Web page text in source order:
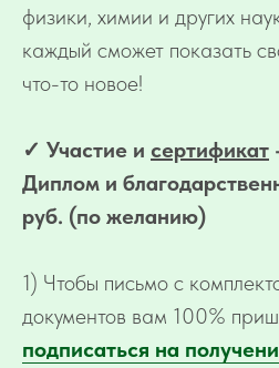
физики, химии и других
каждый сможет показать
что-то новое!
✓ Участие и сертификат
Диплом и
руб. (по желанию)
1) Чтобы письмо с
документов вам 100%
подписаться на